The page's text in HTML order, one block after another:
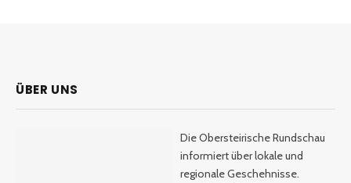
ÜBER UNS
Die Obersteirische Rundschau
informiert über lokale und
regionale Geschehnisse.